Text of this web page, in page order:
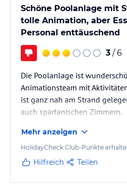
In unserem Spa & Wellness können
paradiesischen Umgebung mit den
entspannen, darunter Türkisches Bad,
Dampfbäder, Whirlpools,
24-Stundenrezeption.
Wifi Lobby gratis (Zimmer mit Kosten).
Doctor 24 Stunden.
Fitnessraum.
Hinweis: Allgemeine und
ohne Gewähr und ohne Prüfung
Schöne Poolanlage mit
tolle Animation, aber
Personal enttäuschend
3 / 6
Die Poolanlage ist
Animationsteam mit
ist ganz nah am Strand
auch spartanischen Zimmern.
Angebot, Speisen in der Qualität
unterdurchschnittlich und
Automaten, selbst Wein.
in vielen Stellen
Mehr anzeigen
HolidayCheck Club-Punkte
Hilfreich Teilen